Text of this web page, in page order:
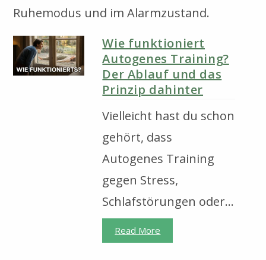
Ruhemodus und im Alarmzustand.
Wie funktioniert
Autogenes Training?
Der Ablauf und das
Prinzip dahinter
Vielleicht hast du schon
gehört, dass
Autogenes Training
gegen Stress,
Schlafstörungen oder…
Read More